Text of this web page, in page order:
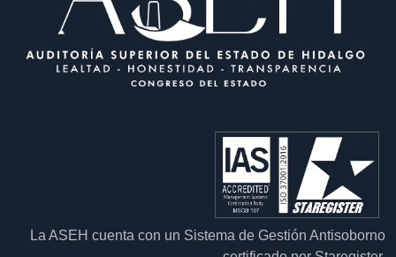
La ASEH cuenta con un Sistema de Gestión Antisoborno